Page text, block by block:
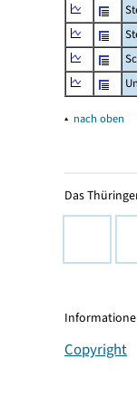
▴ nach oben
Das
Copyright